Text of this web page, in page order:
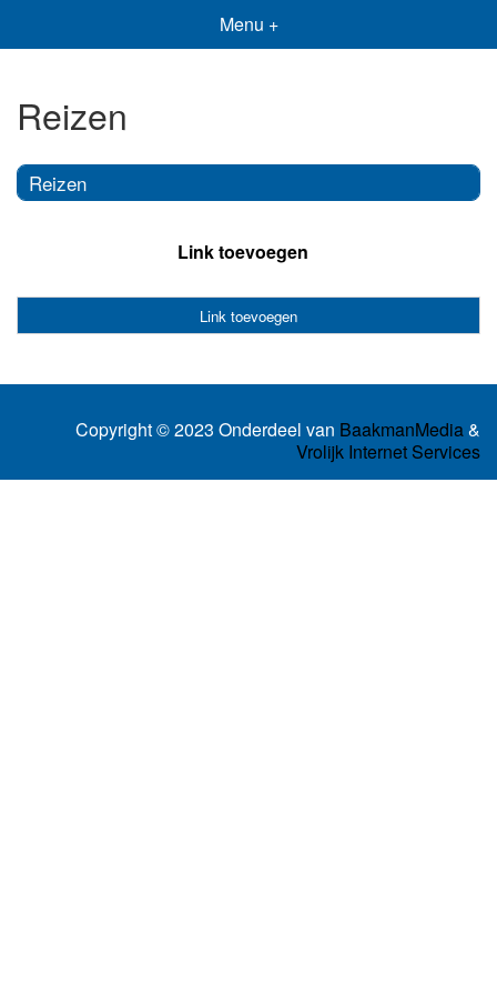
Menu +
Reizen
Reizen
Link toevoegen
Link toevoegen
Copyright © 2023 Onderdeel van BaakmanMedia&
Vrolijk Internet Services